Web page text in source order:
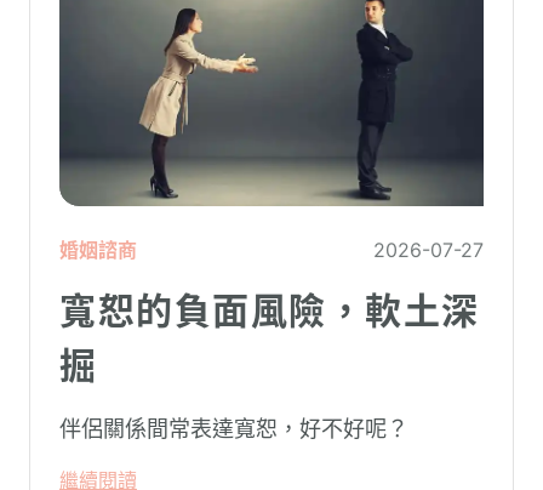
婚姻諮商 2026-07-27
寬恕的負面風險，軟土深
掘
伴侶關係間常表達寬恕，好不好呢？
繼續閱讀